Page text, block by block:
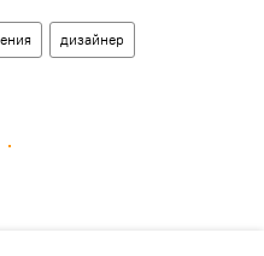
дизайнер